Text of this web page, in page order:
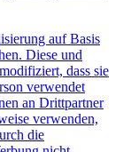
auf Basis
Diese und
dass sie
verwendet
an Drittpartner
verwenden,
die